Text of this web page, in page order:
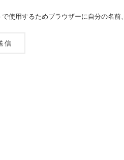
使用するためブラウザーに自分の名前